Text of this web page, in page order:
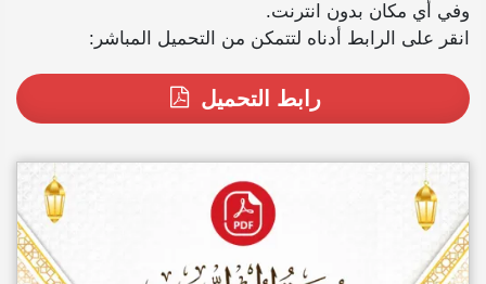
وفي أي مكان بدون انترنت.
انقر على الرابط أدناه لتتمكن من التحميل المباشر:
رابط التحميل